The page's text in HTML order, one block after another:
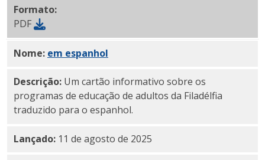
Formato:
PDF
Nome: PDF
em espanhol
Descrição: Um cartão informativo sobre os
programas de educação de adultos da Filadélfia
traduzido para o espanhol.
Lançado: 11 de agosto de 2025